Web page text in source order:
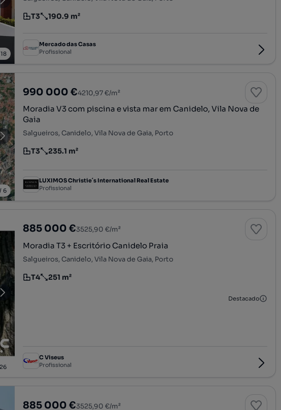
18
Tipologia
T3
Preço por metro quadrado
190.9 m²
Mercado das Casas
Profissional
6
990 000 €4210,97 €/m²
Moradia V3 com piscina e vista mar em Canidelo, Vila Nova de
Gaia
Salgueiros, Canidelo, Vila Nova de Gaia, Porto
Tipologia
T3
Preço por metro quadrado
235.1 m²
LUXIMOS Christie´s International Real Estate
Profissional
26
885 000 €3525,90 €/m²
Moradia T3 + Escritório Canidelo Praia
Salgueiros, Canidelo, Vila Nova de Gaia, Porto
Tipologia
T4
Preço por metro quadrado
251 m²
Destacado
C Viseus
Profissional
885 000 €3525,90 €/m²